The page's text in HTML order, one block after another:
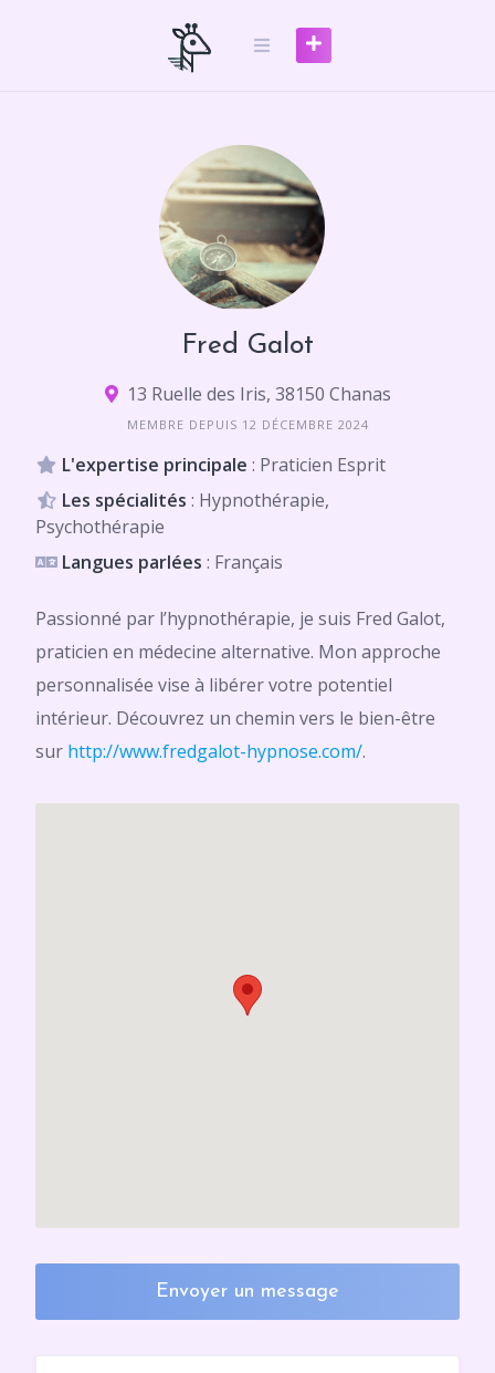
Fred Galot
13 Ruelle des Iris, 38150 Chanas
MEMBRE DEPUIS 12 DÉCEMBRE 2024
L'expertise principale : Praticien Esprit
Les spécialités : Hypnothérapie,
Psychothérapie
Langues parlées : Français
Passionné par l’hypnothérapie, je suis Fred Galot,
praticien en médecine alternative. Mon approche
personnalisée vise à libérer votre potentiel
intérieur. Découvrez un chemin vers le bien-être
sur http://www.fredgalot-hypnose.com/.
Envoyer un message